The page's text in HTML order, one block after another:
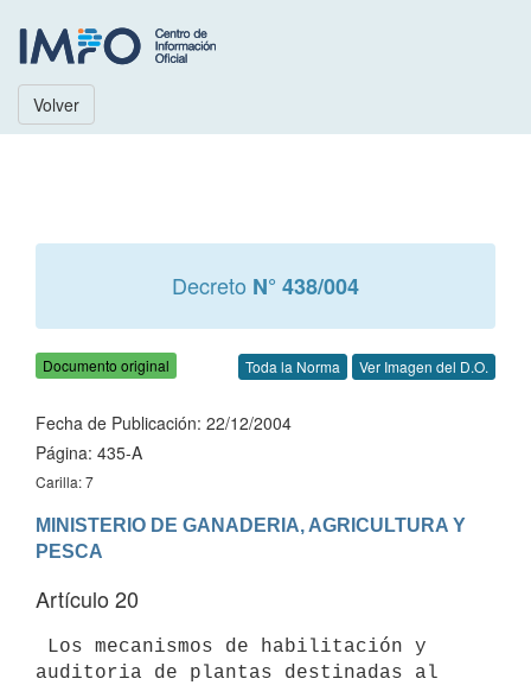
Volver
Decreto N° 438/004
Documento original Toda la Norma Ver Imagen del D.O.
Fecha de Publicación: 22/12/2004
Página: 435-A
Carilla: 7
MINISTERIO DE GANADERIA, AGRICULTURA Y
PESCA
Artículo 20
auditoria de plantas destinadas al